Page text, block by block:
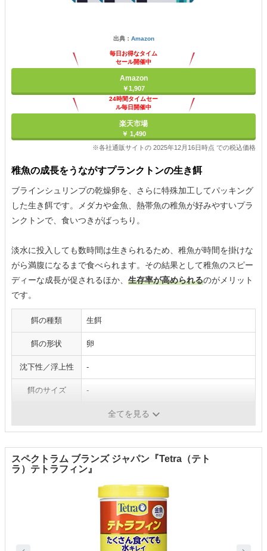
出典： Amazon
毎日お得なタイム
セール開催中
Amazon
￥1,907
24時間タイムセー
ル毎日開催中
楽天市場
￥ 1,490
※各社通販サイトの 2025年12月16日時点 での税込価格
稚魚の成長をうながすプランクトンの生き餌
ブラインシュリンプの乾燥卵を、さらに特殊加工してパッキング
した生き餌です。メダカや金魚、熱帯魚の稚魚が好みやすいプラ
ンクトンで、食いつきがばっちり。
淡水に投入しても数時間は生きられるため、稚魚が時間を掛けな
がら満腹になるまで食べられます。その結果として稚魚のスピー
ディーな成長が促されるほか、 生存率が高められるのがメリット
です。
餌の種類 生餌
餌の形状 卵
沈下性／浮上性 -
餌のサイズ -
メダカ、金魚、熱帯魚などの稚魚
全てを見る
スペクトラム ブランズ ジャパン『Tetra（テト
ラ）テトラフィン』